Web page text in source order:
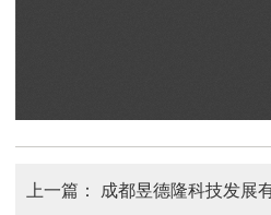
上一篇： 成都昱德隆科技发展